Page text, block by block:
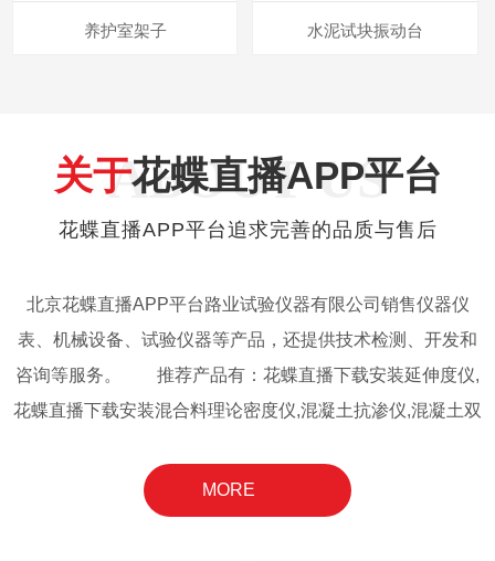
养护室架子 水泥试块振动台
ABOUT US
关于花蝶直播APP平台
花蝶直播APP平台追求完善的品质与售后
北京花蝶直播APP平台路业试验仪器有限公司销售仪器仪
表、机械设备、试验仪器等产品，还提供技术检测、开发和
咨询等服务。 推荐产品有：花蝶直播下载安装延伸度仪,
花蝶直播下载安装混合料理论密度仪,混凝土抗渗仪,混凝土双
机,花蝶直播下载安装旋转薄膜烘箱,路面材料强度试验仪,花
蝶直播下载安装试验仪器,混凝土试验仪器,力学性能试验机,
MORE